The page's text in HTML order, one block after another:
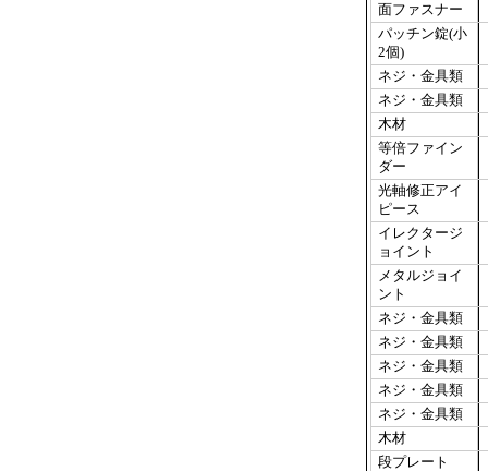
面ファスナー
パッチン錠(小
2個)
ネジ・金具類
ネジ・金具類
木材
等倍ファイン
ダー
光軸修正アイ
ピース
イレクタージ
ョイント
メタルジョイ
ント
ネジ・金具類
ネジ・金具類
ネジ・金具類
ネジ・金具類
ネジ・金具類
木材
段プレート